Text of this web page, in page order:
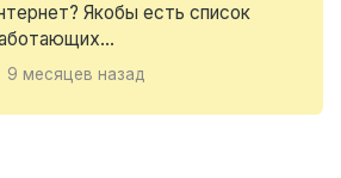
Якобы есть список
9 месяцев назад